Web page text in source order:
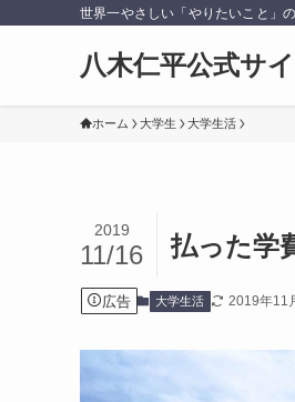
世界一やさしい「やりたいこと」
八木仁平公式サ
ホーム 大学生 大学生活
払った学
2019
11/16
広告 大学生活 2019年11